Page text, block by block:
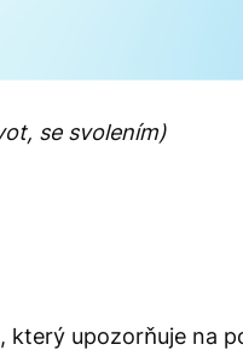
se svolením)
upozorňuje na